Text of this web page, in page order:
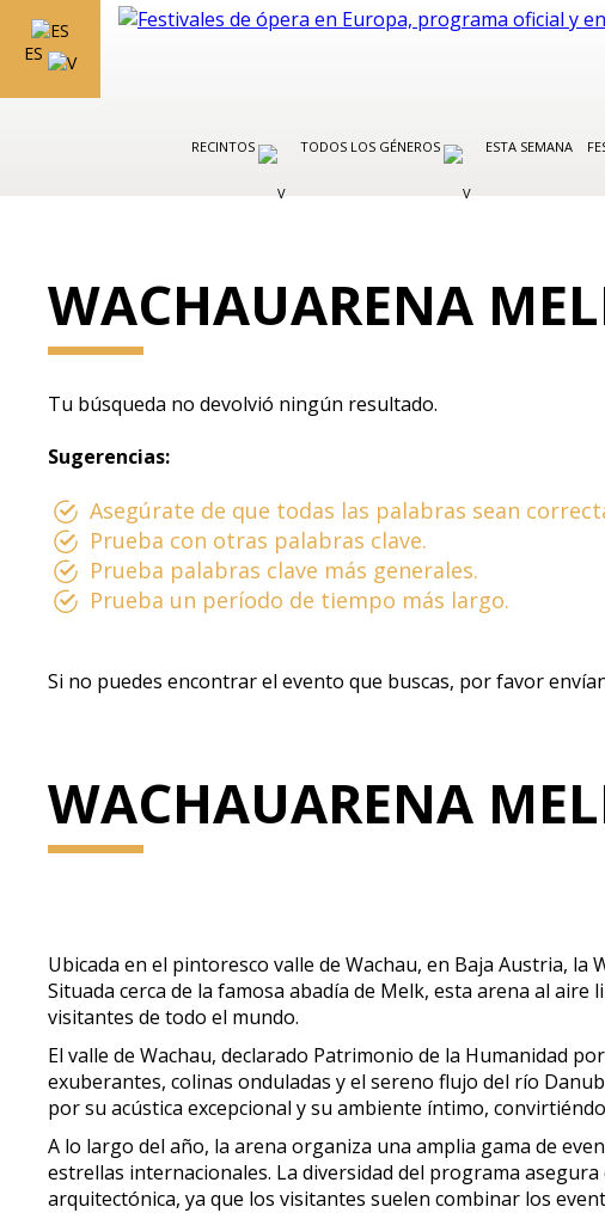
ES
RECINTOS TODOS LOS GÉNEROS ESTA SEMANA
WACHAUARENA
Tu búsqueda no devolvió ningún resultado.
Sugerencias:
Asegúrate de que todas las palabras sean
Prueba con otras palabras clave.
Prueba palabras clave más generales.
Prueba un período de tiempo más largo.
Si no puedes encontrar el evento que buscas, por favor
WACHAUARENA
Ubicada en el pintoresco valle de Wachau, en Baja Austria,
Situada cerca de la famosa abadía de Melk, esta arena al
visitantes de todo el mundo.
El valle de Wachau, declarado Patrimonio de la Humanidad
exuberantes, colinas onduladas y el sereno flujo del río
por su acústica excepcional y su ambiente íntimo,
A lo largo del año, la arena organiza una amplia gama de
estrellas internacionales. La diversidad del programa
arquitectónica, ya que los visitantes suelen combinar los